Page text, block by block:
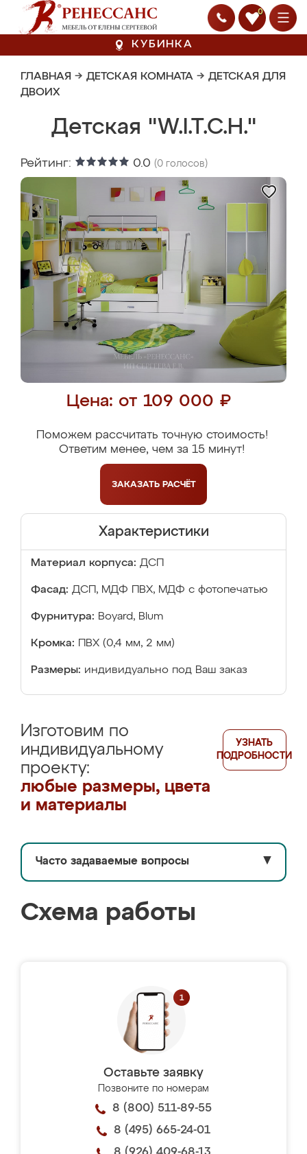
0
КУБИНКА
ГЛАВНАЯ → ДЕТСКАЯ КОМНАТА → ДЕТСКАЯ ДЛЯ
ДВОИХ
Детская "W.I.T.C.H."
Рейтинг: 0.0 (0 голосов)
Цена: от 109 000 ₽
Поможем рассчитать точную стоимость!
Ответим менее, чем за 15 минут!
ЗАКАЗАТЬ РАСЧЁТ
Характеристики
Материал корпуса: ДСП
Фасад: ДСП, МДФ ПВХ, МДФ с фотопечатью
Фурнитура: Boyard, Blum
Кромка: ПВХ (0,4 мм, 2 мм)
Размеры: индивидуально под Ваш заказ
Изготовим по
индивидуальному
проекту:
любые размеры, цвета
и материалы
УЗНАТЬ
ПОДРОБНОСТИ
Часто задаваемые вопросы ▼
Схема работы
Оставьте заявку
Позвоните по номерам
8 (800) 511-89-55
8 (495) 665-24-01